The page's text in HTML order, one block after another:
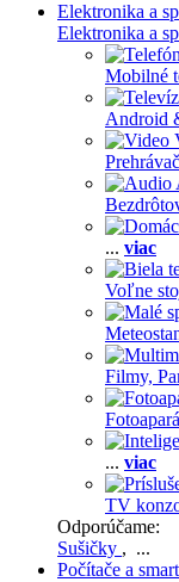
Elektronika a
Elektronika a
Mobilné
Android
... viac
Voľne
Filmy,
... viac
TV
Odporúčame:
Sušičky , ...
Počítače a